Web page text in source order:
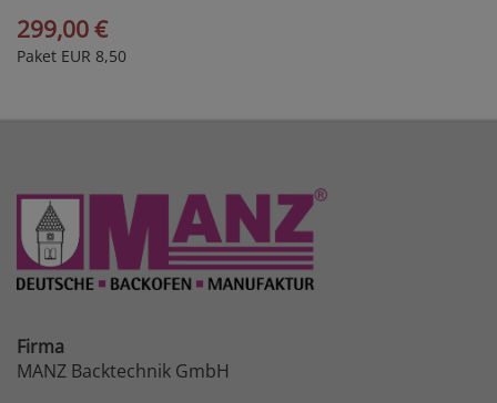
299,00 €
Paket EUR 8,50
Firma
MANZ Backtechnik GmbH